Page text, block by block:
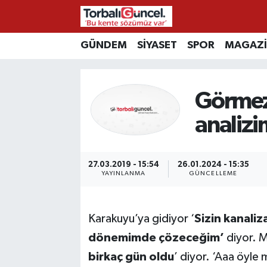
GÜNDEM SİYASET SPOR
27.03.2019 - 15:54
YAYINLANMA
26.01.2024 - 15:35
GÜNCELLEME
Karakuyu’ya gidiyor ‘Sizin
dönemimde çözeceğim’ diyor.
birkaç gün oldu’ diyor. ‘Aaa öyle
İzmir Nöbetçi Eczaneler
İzmir Namaz Vakitleri
İzmir Trafik Yoğunluk Haritası
Süper Lig Puan Durumu ve Fikstür
Son Dakika Haberleri